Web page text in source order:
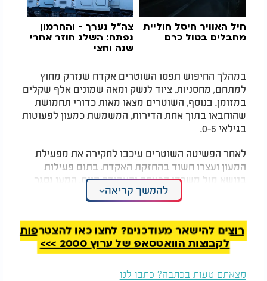
חיל האוויר חיסל חוליית
מחבלים בטול כרם
צה"ל נערך - והחרמון
נפתח: השלג חוזר אחרי
שנה וחצי
במהלך החיפוש תפסו השוטרים אקדח שנזרק מחוץ
למתחם, מחסניות, ציוד לנשק ומאה שמונים אלף שקלים
במזומן. בנוסף, השוטרים מצאו מאות כדורי תחמושת
שהוחבאו בתוך אחת הדירות, המשמשת כמעון לפעוטות
בגילאי 0-5.
לאחר הפשיטה השוטרים עיכבו לחקירה את מפעילת
המעון ועצרו חשוד בהחזקת האקדח. בתום פעילות
בנושא מול משרדי הרווחה והעבודה היום, המען נסגר
עד להחלטה חדשה בנושא והפעוטות הועברו למסגרות
להמשך קריאה
רוצים להישאר מעודכנים? לחצו כאן להצטרפות
לקבוצות הוואטסאפ של ערוץ 2000 >>>
מצאתם טעות בכתבה? כתבו לנו